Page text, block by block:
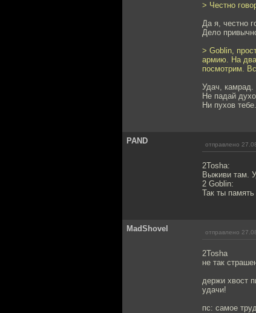
> Честно
Да я, честно
Дело
> Goblin,
армию. На два
посмотрим.
Удач, камрад.
Не падай
Ни пухов тебе.
PAND отправлено
2Tosha:
Выживи там.
2 Goblin:
Так ты
MadShovel отправлено
2Tosha
не так
держи хвост
удачи!
пс: самое